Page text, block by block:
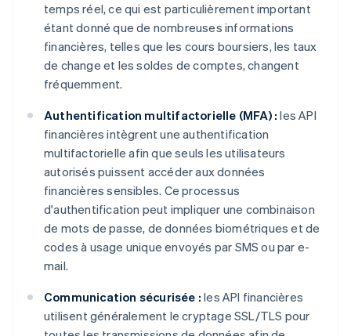
temps réel, ce qui est particulièrement important
étant donné que de nombreuses informations
financières, telles que les cours boursiers, les taux
de change et les soldes de comptes, changent
fréquemment.
Authentification multifactorielle (MFA) : les API
financières intègrent une authentification
multifactorielle afin que seuls les utilisateurs
autorisés puissent accéder aux données
financières sensibles. Ce processus
d'authentification peut impliquer une combinaison
de mots de passe, de données biométriques et de
codes à usage unique envoyés par SMS ou par e-
mail.
Communication sécurisée : les API financières
utilisent généralement le cryptage SSL/TLS pour